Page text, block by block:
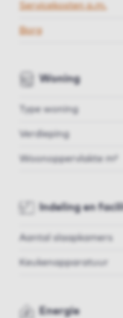
Servicekosten p.m.
Borg
Woning
Type woning
Verdieping
Woonoppervlakte m²
Indeling en
Aantal slaapkamers
Keukenapparatuur
Energie